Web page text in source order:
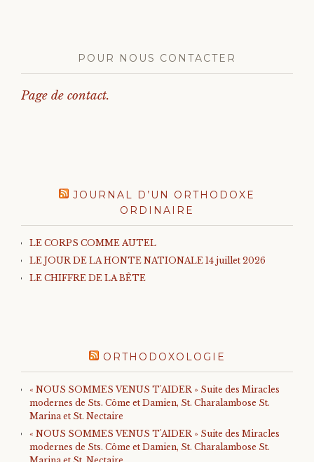
POUR NOUS CONTACTER
Page de contact.
JOURNAL D’UN ORTHODOXE
ORDINAIRE
LE CORPS COMME AUTEL
LE JOUR DE LA HONTE NATIONALE 14 juillet 2026
LE CHIFFRE DE LA BÊTE
ORTHODOXOLOGIE
« NOUS SOMMES VENUS T'AIDER » Suite des Miracles
modernes de Sts. Côme et Damien, St. Charalambose St.
Marina et St. Nectaire
« NOUS SOMMES VENUS T'AIDER » Suite des Miracles
modernes de Sts. Côme et Damien, St. Charalambose St.